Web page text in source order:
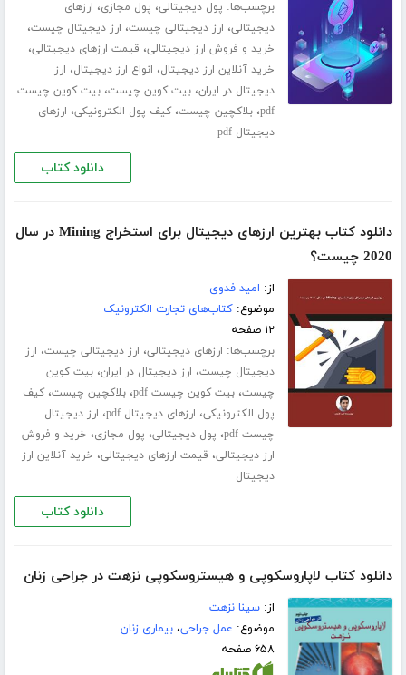
برچسب‌ها: پول دیجیتالی، پول مجازی، ارزهای
دیجیتالی، ارز دیجیتالی چیست، ارز دیجیتال چیست،
خرید و فروش ارز دیجیتالی، قیمت ارزهای دیجیتالی،
خرید آنلاین ارز دیجیتال، انواع ارز دیجیتال، ارز
دیجیتال در ایران،بیت کوین چیست،بیت کوین چیست
pdf،بلاکچین چیست،کیف پول الکترونیکی، ارزهای
دیجیتال pdf
دانلود کتاب
دانلود کتاب بهترین ارزهای دیجیتال برای استخراج Mining در سال
2020 چیست؟
از: امید فدوی
موضوع:کتاب‌های تجارت الکترونیک
۱۲ صفحه
برچسب‌ها: ارزهای دیجیتالی، ارز دیجیتالی چیست، ارز
دیجیتال چیست، ارز دیجیتال در ایران،بیت کوین
چیست،بیت کوین چیست pdf ،بلاکچین چیست،کیف
پول الکترونیکی، ارزهای دیجیتال pdf ، ارز دیجیتال
چیست pdf
، پول دیجیتالی، پول مجازی، خرید و فروش
ارز دیجیتالی، قیمت ارزهای دیجیتالی، خرید آنلاین ارز
دیجیتال
دانلود کتاب
دانلود کتاب لاپاروسکوپی و هیستروسکوپی نزهت در جراحی زنان
از:سینا نزهت
موضوع: عمل جراحی،بیماری زنان
۶۵۸ صفحه